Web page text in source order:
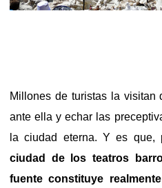
Millones de turistas la visitan
ante ella y echar las
la ciudad eterna. Y es que,
ciudad de los teatros
fuente constituye